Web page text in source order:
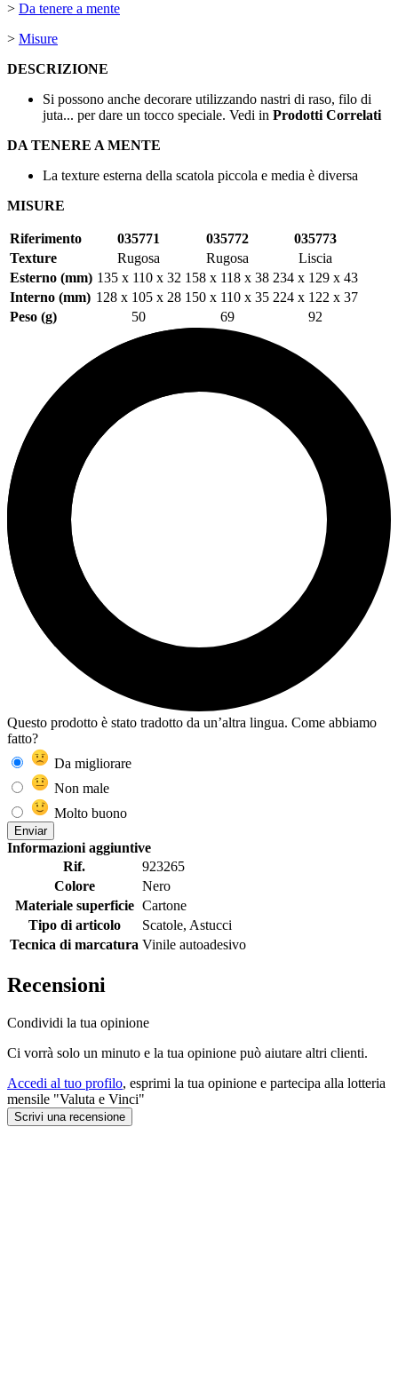
> Da tenere a mente
> Misure
DESCRIZIONE
Si possono anche decorare utilizzando nastri di raso, filo di
juta... per dare un tocco speciale. Vedi in Prodotti Correlati
DA TENERE A MENTE
La texture esterna della scatola piccola e media è diversa
MISURE
Riferimento 035771 035772
035773
Texture
Rugosa Rugosa
Liscia
Esterno (mm) 135 x 110 x 32 158 x 118 x 38 234 x 129 x 43
Interno (mm) 128 x 105 x 28 150 x 110 x 35 224 x 122 x 37
Peso (g)
50 69 92
Questo prodotto è stato tradotto da un’altra lingua. Come abbiamo
fatto?
Da migliorare
Non male
Molto buono
Enviar
Informazioni aggiuntive
Rif.
923265
Colore
Nero
Materiale superficie Cartone
Tipo di articolo
Scatole, Astucci
Tecnica di marcatura Vinile autoadesivo
Recensioni
Condividi la tua opinione
Ci vorrà solo un minuto e la tua opinione può aiutare altri clienti.
Accedi al tuo profilo, esprimi la tua opinione e partecipa alla lotteria
mensile "Valuta e Vinci"
Scrivi una recensione